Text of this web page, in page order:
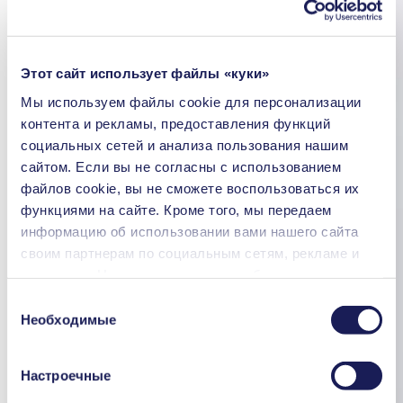
Этот сайт использует файлы «куки»
Мы используем файлы сookie для персонализации
контента и рекламы, предоставления функций
социальных сетей и анализа пользования нашим
сайтом. Если вы не согласны с использованием
файлов cookie, вы не сможете воспользоваться их
функциями на сайте. Кроме того, мы передаем
информацию об использовании вами нашего сайта
своим партнерам по социальным сетям, рекламе и
которая была предоставлена вами или получена в
процессе пользования их услугами. Вы можете в
любой момент аннулировать свое согласие, перейдя
в раздел «Cookies» по ссылке внизу страницы и
согласия
Необходимые
Настроечные